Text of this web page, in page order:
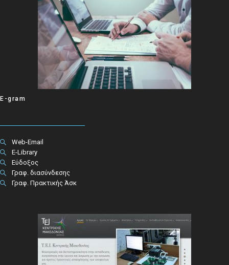
E-gram
Web-Email
E-Library
Εύδοξος
Γραφ. διασύνδεσης
Γραφ. Πρακτικής Άσκ